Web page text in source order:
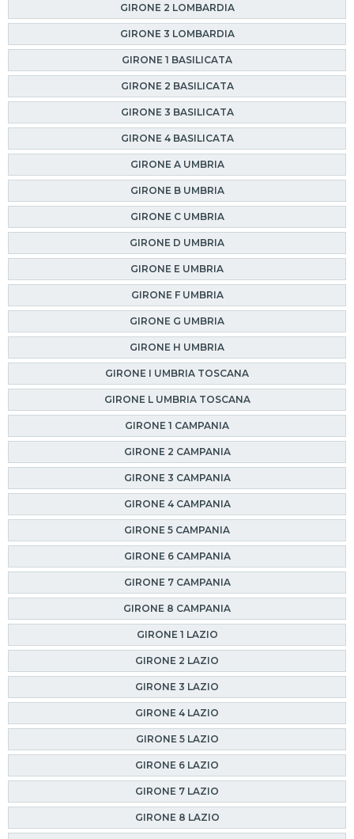
GIRONE 2 LOMBARDIA
GIRONE 3 LOMBARDIA
GIRONE 1 BASILICATA
GIRONE 2 BASILICATA
GIRONE 3 BASILICATA
GIRONE 4 BASILICATA
GIRONE A UMBRIA
GIRONE B UMBRIA
GIRONE C UMBRIA
GIRONE D UMBRIA
GIRONE E UMBRIA
GIRONE F UMBRIA
GIRONE G UMBRIA
GIRONE H UMBRIA
GIRONE I UMBRIA TOSCANA
GIRONE L UMBRIA TOSCANA
GIRONE 1 CAMPANIA
GIRONE 2 CAMPANIA
GIRONE 3 CAMPANIA
GIRONE 4 CAMPANIA
GIRONE 5 CAMPANIA
GIRONE 6 CAMPANIA
GIRONE 7 CAMPANIA
GIRONE 8 CAMPANIA
GIRONE 1 LAZIO
GIRONE 2 LAZIO
GIRONE 3 LAZIO
GIRONE 4 LAZIO
GIRONE 5 LAZIO
GIRONE 6 LAZIO
GIRONE 7 LAZIO
GIRONE 8 LAZIO